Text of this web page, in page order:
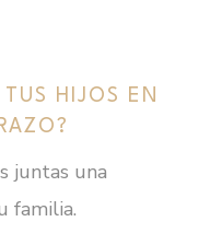
HIJOS EN
juntas una
familia.